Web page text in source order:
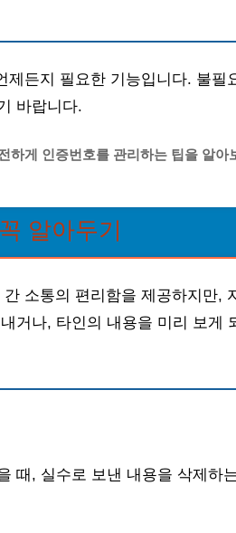
제든지 필요한 기능입니다. 불필
바랍니다.
하게 인증번호를 관리하는 팁을 알아
알아두기
소통의 편리함을 제공하지만,
거나, 타인의 내용을 미리 보게
때, 실수로 보낸 내용을 삭제하